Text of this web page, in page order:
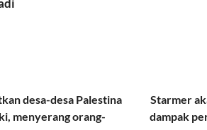
desa-desa Palestina
menyerang orang-
Starmer
dampak